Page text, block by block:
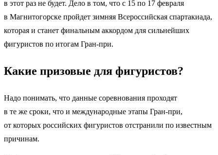
в этот раз не будет. Дело в том, что с 15 по 17 февраля
в Магнитогорске пройдет зимняя Всероссийская спартакиада,
которая и станет финальным аккордом для сильнейших
фигуристов по итогам Гран-при.
Какие призовые для фигуристов?
Надо понимать, что данные соревнования проходят
в те же сроки, что и международные этапы Гран-при,
от которых российских фигуристов отстранили по известным
причинам.